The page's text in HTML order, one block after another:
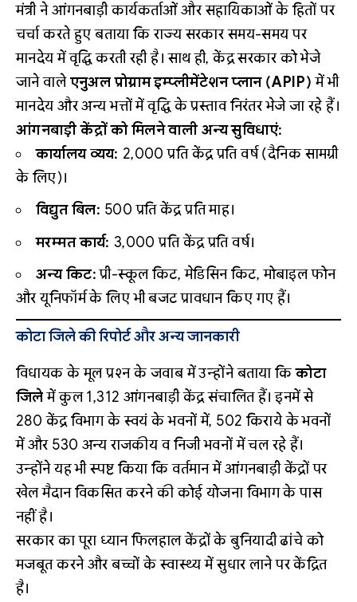
मंत्री ने आंगनबाड़ी कार्यकर्ताओं और सहायिकाओं के हितों पर
चर्चा करते हुए बताया कि राज्य सरकार समय-समय पर
मानदेय में वृद्धि करती रही है। साथ ही, केंद्र सरकार को भेजे
जाने वालेएनुअल प्रोग्राम इम्प्लीमेंटेशन प्लान (APIP) में भी
मानदेय और अन्य भत्तों में वृद्धि के प्रस्ताव निरंतर भेजे जा रहे हैं।
आंगनबाड़ी केंद्रों को मिलने वाली अन्य सुविधाएं:
कार्यालय व्यय: ₹2,000 प्रति केंद्र प्रति वर्ष (दैनिक सामग्री
के लिए)।
विद्युत बिल: ₹500 प्रति केंद्र प्रति माह।
मरम्मत कार्य: ₹3,000 प्रति केंद्र प्रति वर्ष।
अन्य किट:प्री-स्कूल किट, मेडिसिन किट, मोबाइल फोन
और यूनिफॉर्म के लिए भी बजट प्रावधान किए गए हैं।
कोटा जिले की रिपोर्ट और अन्य जानकारी
विधायक के मूल प्रश्न के जवाब में उन्होंने बताया किकोटा
जिलेमें कुल 1,312 आंगनबाड़ी केंद्र संचालित हैं। इनमें से
280 केंद्र विभाग के स्वयं के भवनों में, 502 किराये के भवनों
में और 530 अन्य राजकीय व निजी भवनों में चल रहे हैं।
उन्होंने यह भी स्पष्ट किया कि वर्तमान में आंगनबाड़ी केंद्रों पर
खेल मैदान विकसित करने की कोई योजना विभाग के पास
नहीं है।
सरकार का पूरा ध्यान फिलहाल केंद्रों के बुनियादी ढांचे को
मजबूत करने और बच्चों के स्वास्थ्य में सुधार लाने पर केंद्रित
है।